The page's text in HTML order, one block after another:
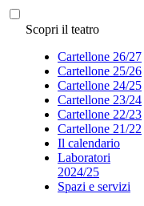
Scopri il teatro
Cartellone 26/27
Cartellone 25/26
Cartellone 24/25
Cartellone 23/24
Cartellone 22/23
Cartellone 21/22
Il calendario
Laboratori
2024/25
Spazi e servizi